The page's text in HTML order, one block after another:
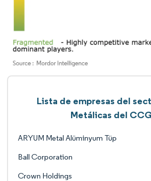
Lista de empresas del
Metálicas del
ARYUM Metal Alüminyum Tüp
Ball Corporation
Crown Holdings